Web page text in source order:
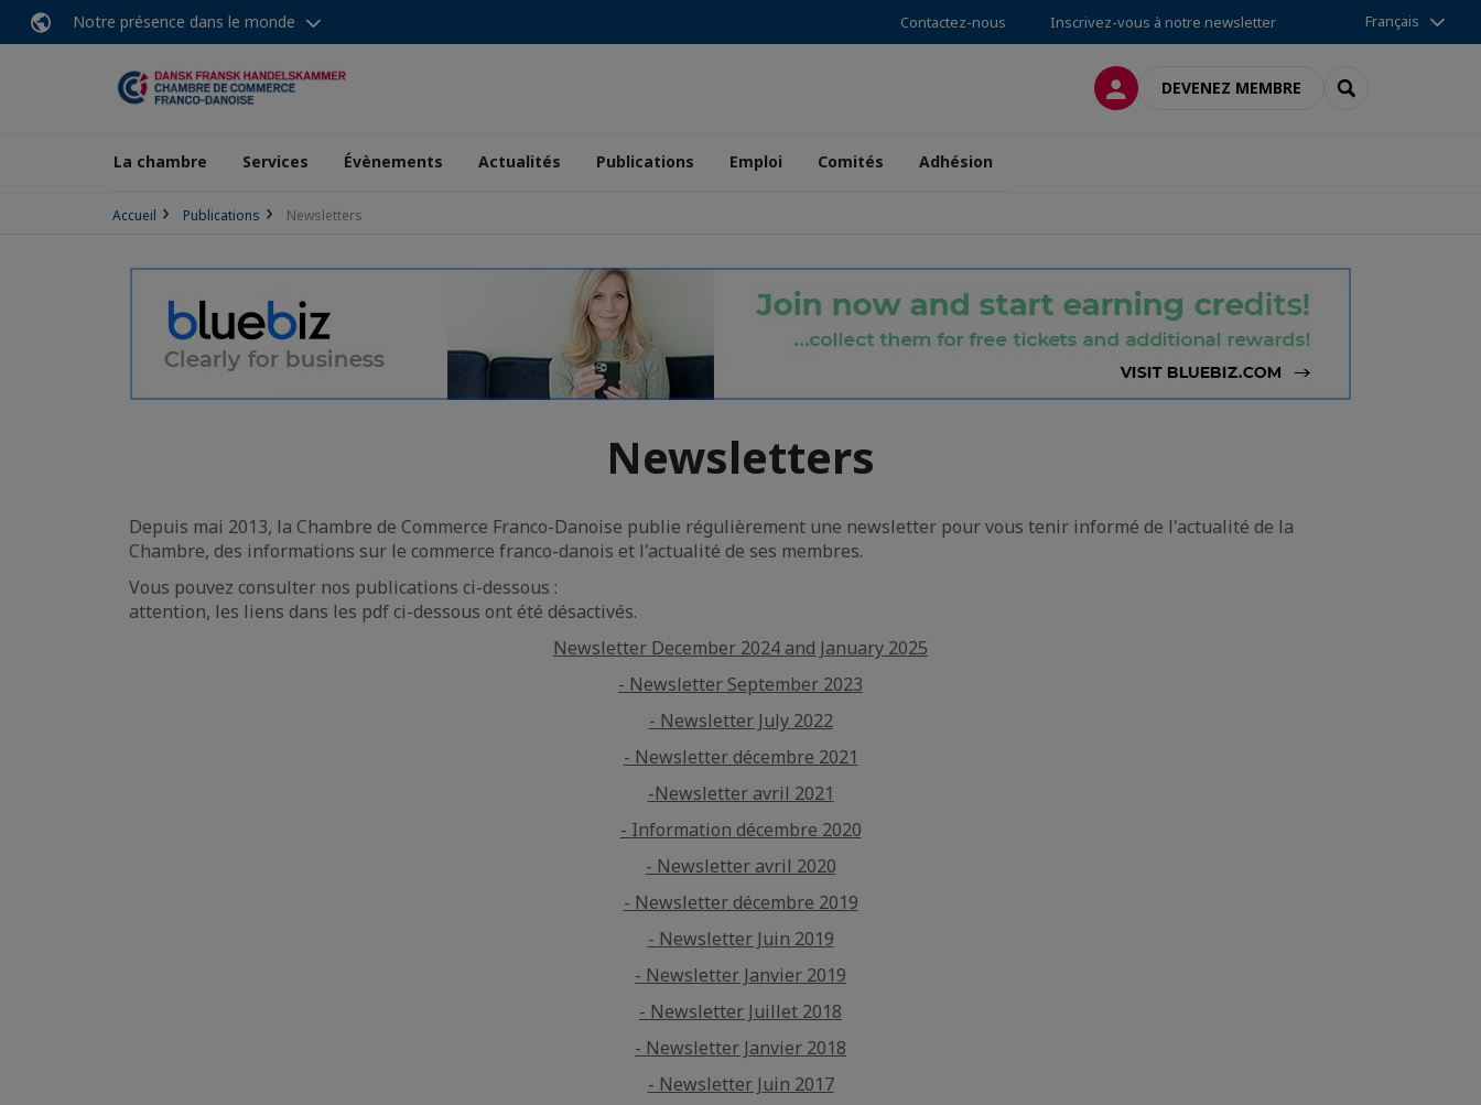
Notre présence dans le monde Contactez-nous Inscrivez-vous à notre newsletter Français
CONNEXIONDEVENEZ MEMBRE RECHERCHER
La chambre Services Évènements Actualités Publications Emploi Comités Adhésion
Accueil Publications Newsletters
Newsletters
Depuis mai 2013, la Chambre de Commerce Franco-Danoise publie régulièrement une newsletter pour vous tenir informé de l'actualité de la
Chambre, des informations sur le commerce franco-danois et l'actualité de ses membres.
Vous pouvez consulter nos publications ci-dessous :
attention, les liens dans les pdf ci-dessous ont été désactivés.
Newsletter December 2024 and January 2025
- Newsletter September 2023
- Newsletter July 2022
- Newsletter décembre 2021
-Newsletter avril 2021
- Information décembre 2020
- Newsletter avril 2020
- Newsletter décembre 2019
- Newsletter Juin 2019
- Newsletter Janvier 2019
- Newsletter Juillet 2018
- Newsletter Janvier 2018
- Newsletter Juin 2017